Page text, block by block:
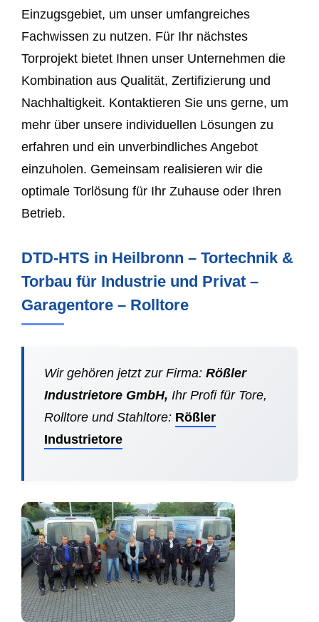
Einzugsgebiet, um unser umfangreiches
Fachwissen zu nutzen. Für Ihr nächstes
Torprojekt bietet Ihnen unser Unternehmen die
Kombination aus Qualität, Zertifizierung und
Nachhaltigkeit. Kontaktieren Sie uns gerne, um
mehr über unsere individuellen Lösungen zu
erfahren und ein unverbindliches Angebot
einzuholen. Gemeinsam realisieren wir die
optimale Torlösung für Ihr Zuhause oder Ihren
Betrieb.
DTD-HTS in Heilbronn – Tortechnik &
Torbau für Industrie und Privat –
Garagentore – Rolltore
Wir gehören jetzt zur Firma: Rößler
Industrietore GmbH, Ihr Profi für Tore,
Rolltore und Stahltore: Rößler
Industrietore